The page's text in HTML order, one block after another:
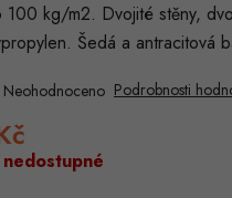
kg/m2. Dvojité stěny,
Šedá a antracitová
Neohodnoceno Podrobnosti
Měrná
cena: